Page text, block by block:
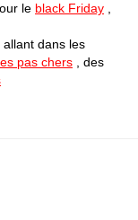
le black Friday
dans les
pas chers , des